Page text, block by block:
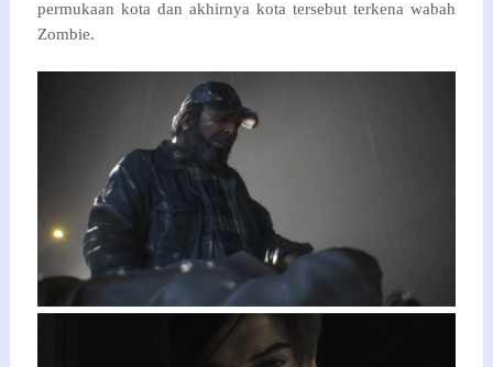
permukaan kota dan akhirnya kota tersebut terkena wabah
Zombie.